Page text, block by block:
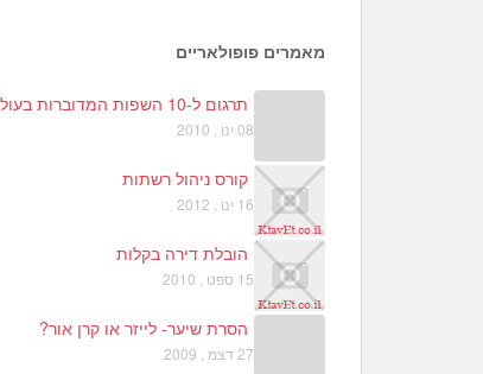
מאמרים פופולאריים
תרגום ל-10 השפות המדוברות בעולם
08 ינו , 2010
קורס ניהול רשתות
16 ינו , 2012
הובלת דירה בקלות
15 ספט , 2010
הסרת שיער- לייזר או קרן אור?
27 דצמ , 2009